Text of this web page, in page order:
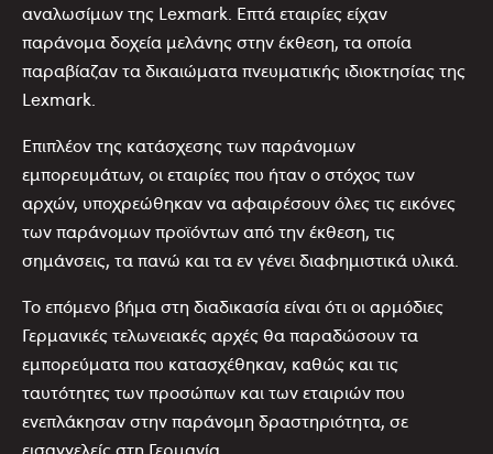
αναλωσίμων της Lexmark. Επτά εταιρίες είχαν
παράνομα δοχεία μελάνης στην έκθεση, τα οποία
παραβίαζαν τα δικαιώματα πνευματικής ιδιοκτησίας της
Lexmark.
Επιπλέον της κατάσχεσης των παράνομων
εμπορευμάτων, οι εταιρίες που ήταν ο στόχος των
αρχών, υποχρεώθηκαν να αφαιρέσουν όλες τις εικόνες
των παράνομων προϊόντων από την έκθεση, τις
σημάνσεις, τα πανώ και τα εν γένει διαφημιστικά υλικά.
Το επόμενο βήμα στη διαδικασία είναι ότι οι αρμόδιες
Γερμανικές τελωνειακές αρχές θα παραδώσουν τα
εμπορεύματα που κατασχέθηκαν, καθώς και τις
ταυτότητες των προσώπων και των εταιριών που
ενεπλάκησαν στην παράνομη δραστηριότητα, σε